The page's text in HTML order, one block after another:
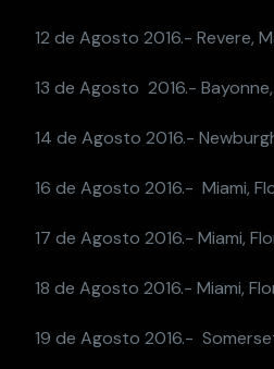
12 de Agosto 2016.- Revere,
13 de Agosto 2016.-
14 de Agosto 2016.-
16 de Agosto 2016.- Miami,
17 de Agosto 2016.- Miami,
18 de Agosto 2016.- Miami,
19 de Agosto 2016.-